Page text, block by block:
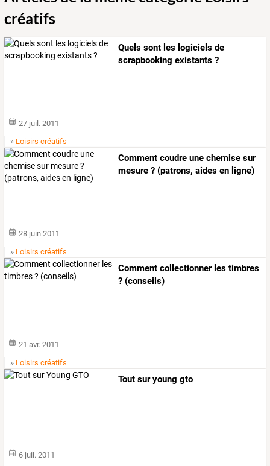
créatifs
Quels sont les logiciels de
scrapbooking existants ?
27 juil. 2011
» Loisirs créatifs
Comment coudre une chemise sur
mesure ? (patrons, aides en ligne)
28 juin 2011
» Loisirs créatifs
Comment collectionner les timbres
? (conseils)
21 avr. 2011
» Loisirs créatifs
Tout sur young gto
6 juil. 2011